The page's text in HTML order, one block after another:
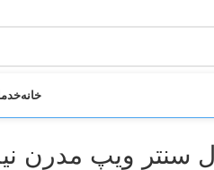
خانه
ویپ مدرن